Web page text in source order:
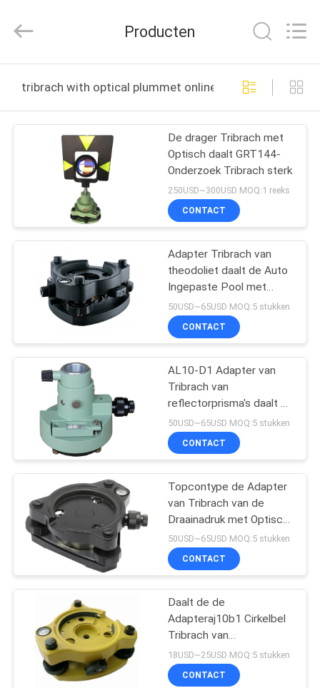
PRODUCTEN
ONGEVEER
FABRIEKSREIS
KWALITEITSCONTROLE
CONTACTEER
ONS
VERZOEK
CITAAT
SITEMAP
PRIVACY
POLICY
Co.,Ltd.
Producten
tribrach with optical plummet online fabricage
De drager Tribrach met
Optisch daalt GRT144-
Onderzoek Tribrach sterk
250USD~300USD MOQ:1 reeks
CONTACT
Adapter Tribrach van
theodoliet daalt de Auto
Ingepaste Pool met
Optisch GDF102 sterk
50USD~65USD MOQ:5 stukken
CONTACT
AL10-D1 Adapter van
Tribrach van
reflectorprisma's daalt de
Groene met Optisch
sterk
50USD~65USD MOQ:5 stukken
CONTACT
Topcontype de Adapter
van Tribrach van de
Draainadruk met Optisch
daalt sterk
50USD~65USD MOQ:5 stukken
CONTACT
Daalt de de
Adapteraj10b1 Cirkelbel
Tribrach van
theodoliettribrach zonder
Optisch sterk
18USD~25USD MOQ:5 stukken
CONTACT